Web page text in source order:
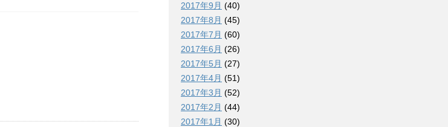
2017年9月 (40)
2017年8月 (45)
2017年7月 (60)
2017年6月 (26)
2017年5月 (27)
2017年4月 (51)
2017年3月 (52)
2017年2月 (44)
2017年1月 (30)